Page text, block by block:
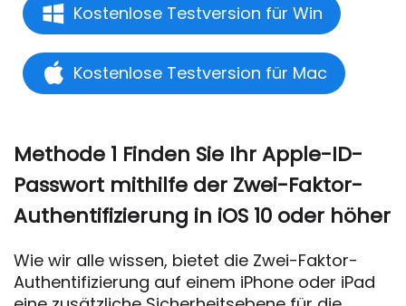
Kostenlose Testversion für Win
Kostenlose Testversion für Mac
Methode 1 Finden Sie Ihr Apple-ID-
Passwort mithilfe der Zwei-Faktor-
Authentifizierung in iOS 10 oder höher
Wie wir alle wissen, bietet die Zwei-Faktor-
Authentifizierung auf einem iPhone oder iPad